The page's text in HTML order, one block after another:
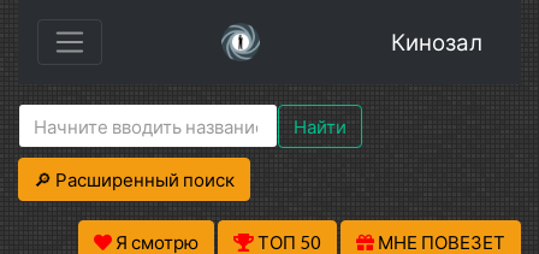
Кинозал
Найти
🔎 Расширенный поиск
Я смотрю ТОП 50 МНЕ ПОВЕЗЕТ